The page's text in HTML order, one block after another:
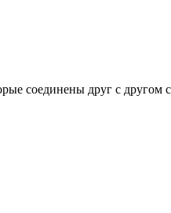
соединены друг с